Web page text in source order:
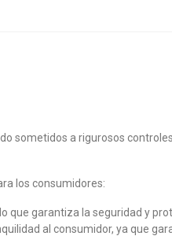
sometidos a rigurosos
los consumidores:
que garantiza la seguridad y
al consumidor, ya que